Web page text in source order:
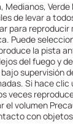
Medianos,
de levar a
para reproducir
Puede
la pista
del fuego y
supervisión
Si hace clic
veces
volumen
con